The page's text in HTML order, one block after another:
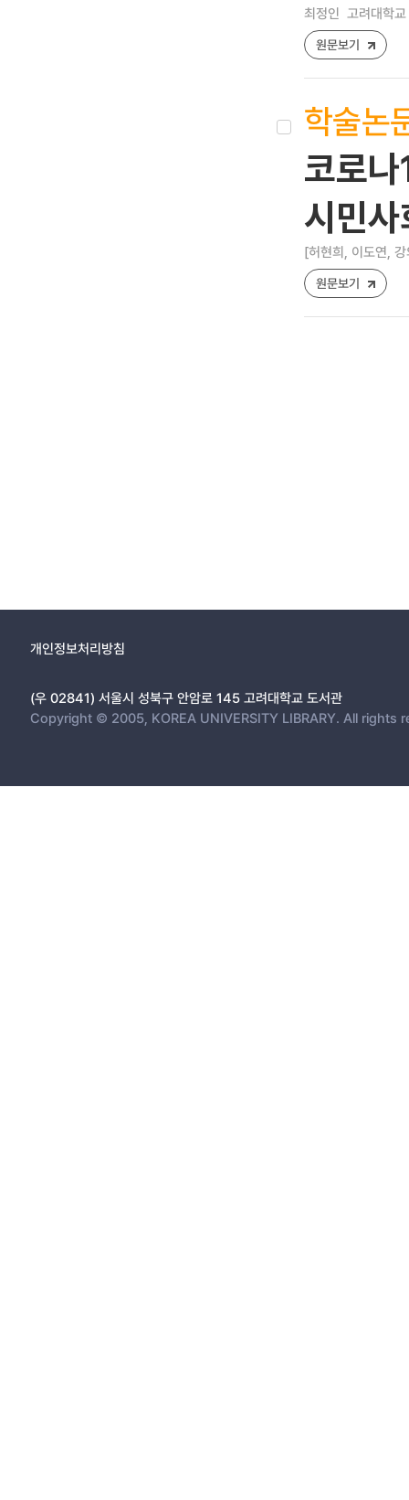
최정인 고려대학
원문보기
학술논
코로
시민
[허현희, 이도연,
원문보기
개인정보처리방침
(우 02841) 서울시 성북구 안암로 145 고려대학교 도서관
Copyright © 2005, KOREA UNIVERSITY LIBRARY. All rights